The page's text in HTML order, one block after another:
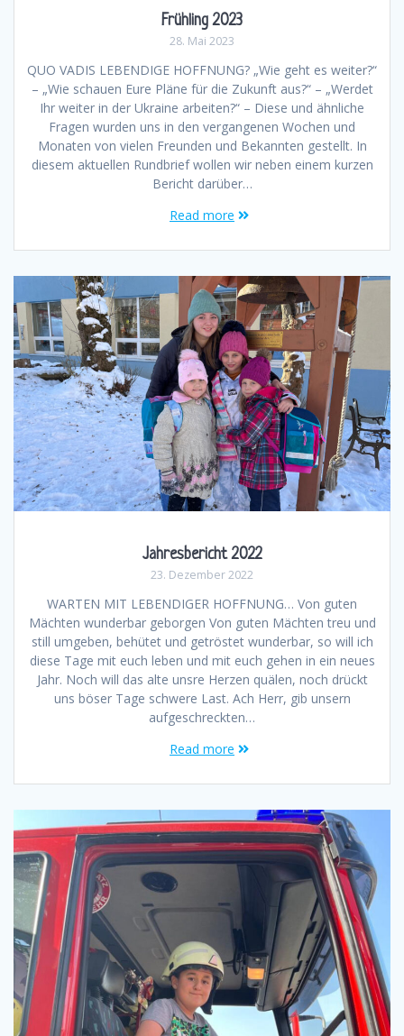
Frühling 2023
28. Mai 2023
QUO VADIS LEBENDIGE HOFFNUNG? „Wie geht es weiter?“
– „Wie schauen Eure Pläne für die Zukunft aus?“ – „Werdet
Ihr weiter in der Ukraine arbeiten?“ – Diese und ähnliche
Fragen wurden uns in den vergangenen Wochen und
Monaten von vielen Freunden und Bekannten gestellt. In
diesem aktuellen Rundbrief wollen wir neben einem kurzen
Bericht darüber…
Read more
Jahresbericht 2022
23. Dezember 2022
WARTEN MIT LEBENDIGER HOFFNUNG… Von guten
Mächten wunderbar geborgen Von guten Mächten treu und
still umgeben, behütet und getröstet wunderbar, so will ich
diese Tage mit euch leben und mit euch gehen in ein neues
Jahr. Noch will das alte unsre Herzen quälen, noch drückt
uns böser Tage schwere Last. Ach Herr, gib unsern
aufgeschreckten…
Read more